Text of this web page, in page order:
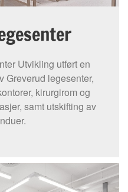
Utvikling utført en
Greverud legesenter,
kirurgirom og
samt utskifting av